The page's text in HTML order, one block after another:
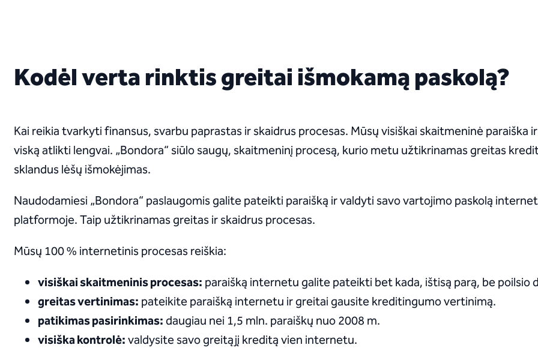
Kodėl verta rinktis greitai išmokamą paskolą?
Kai reikia tvarkyti finansus, svarbu paprastas ir skaidrus procesas. Mūsų visiškai skaitmeninė paraiška
viską atlikti lengvai. „Bondora“ siūlo saugų, skaitmeninį procesą, kurio metu užtikrinamas greitas
sklandus lėšų išmokėjimas.
Naudodamiesi „Bondora“ paslaugomis galite pateikti paraišką ir valdyti savo vartojimo paskolą
platformoje. Taip užtikrinamas greitas ir skaidrus procesas.
Mūsų 100 % internetinis procesas reiškia:
visiškai skaitmeninis procesas:paraišką internetu galite pateikti bet kada, ištisą parą, be poilsio
greitas vertinimas:pateikite paraišką internetu ir greitai gausite kreditingumo vertinimą.
patikimas pasirinkimas:daugiau nei 1,5 mln. paraiškų nuo 2008 m.
visiška kontrolė:valdysite savo greitąjį kreditą vien internetu.